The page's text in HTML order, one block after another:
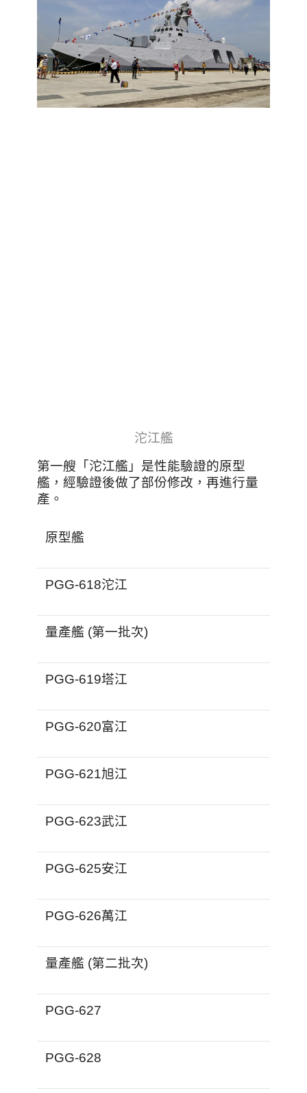
沱江艦
第一艘 「沱江艦」是性能驗證的原型
艦，經驗證後做了部份修改，再進行量
產。
原型艦
PGG-618沱江
量產艦 (第一批次)
PGG-619塔江
PGG-620富江
PGG-621旭江
PGG-623武江
PGG-625安江
PGG-626萬江
量產艦 (第二批次)
PGG-627
PGG-628